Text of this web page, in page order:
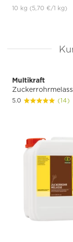
10 kg (5,70 €/1 kg)
Multikraft
5.0 (14)